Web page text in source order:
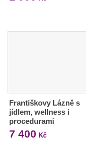
Františkovy Lázně s
jídlem, wellness i
procedurami
7 400 Kč